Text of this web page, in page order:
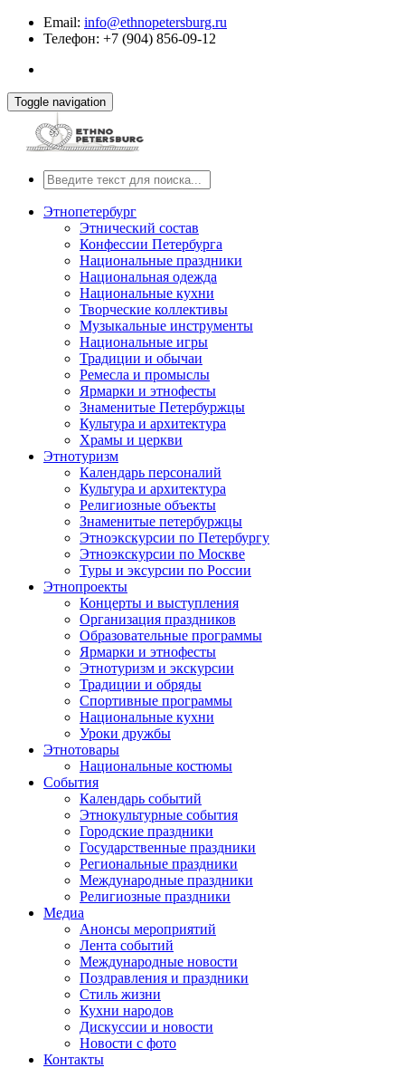
Email: info@ethnopetersburg.ru
Телефон: +7 (904) 856-09-12
Toggle navigation
Этнопетербург
Этнический состав
Конфессии Петербурга
Национальные праздники
Национальная одежда
Национальные кухни
Творческие коллективы
Музыкальные инструменты
Национальные игры
Традиции и обычаи
Ремесла и промыслы
Ярмарки и этнофесты
Знаменитые Петербуржцы
Культура и архитектура
Храмы и церкви
Этнотуризм
Календарь персоналий
Культура и архитектура
Религиозные объекты
Знаменитые петербуржцы
Этноэкскурсии по Петербургу
Этноэкскурсии по Москве
Туры и эксурсии по России
Этнопроекты
Концерты и выступления
Организация праздников
Образовательные программы
Ярмарки и этнофесты
Этнотуризм и экскурсии
Традиции и обряды
Спортивные программы
Национальные кухни
Уроки дружбы
Этнотовары
Национальные костюмы
События
Календарь событий
Этнокультурные события
Городские праздники
Государственные праздники
Региональные праздники
Международные праздники
Религиозные праздники
Медиа
Анонсы мероприятий
Лента событий
Международные новости
Поздравления и праздники
Cтиль жизни
Кухни народов
Дискуссии и новости
Новости с фото
Контакты